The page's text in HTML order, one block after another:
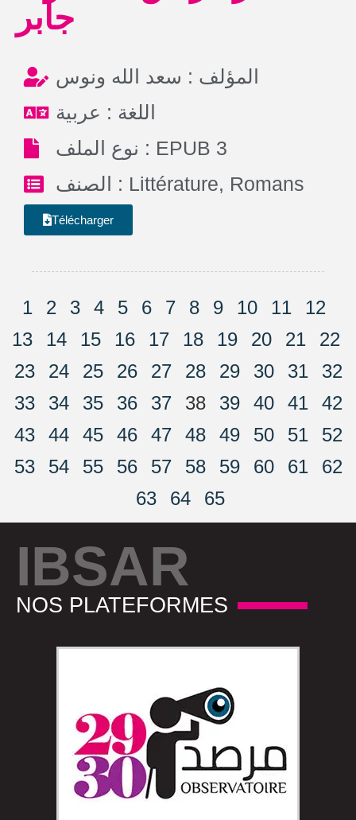
جابر
المؤلف : سعد الله ونوس
اللغة : عربية
نوع الملف : EPUB 3
الصنف : Littérature, Romans
Télécharger
1 2 3 4 5 6 7 8 9 10 11
12
13
14 15 16 17 18 19 20 21
22
23
24 25 26 27 28 29 30 31
32
33
34 35 36 37 38 39 40 41
42
43
44 45 46 47 48 49 50 51
52
53
54 55 56 57 58 59 60 61
62
63
64 65
IBSAR
NOS PLATEFORMES